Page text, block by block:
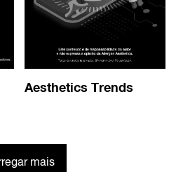
Aesthetics Trends
mais